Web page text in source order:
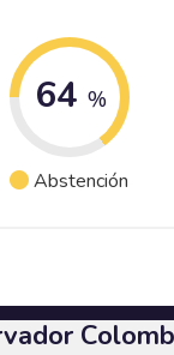
64 %
Abstención